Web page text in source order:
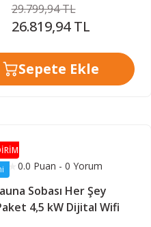
29.799,94 TL
26.819,94 TL
Sepete Ekle
0.0 Puan - 0 Yorum
Sobası Her Şey
4,5 kW Dijital Wifi